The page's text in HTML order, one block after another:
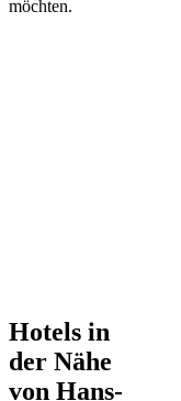
möchten.
Hotels in
der Nähe
von Hans-